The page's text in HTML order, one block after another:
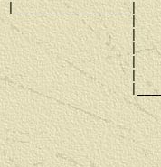
|________________|
|
|
|
|
|